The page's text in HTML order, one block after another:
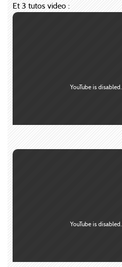
Et 3 tutos video :
YouTube is disabled.
YouTube is disabled.